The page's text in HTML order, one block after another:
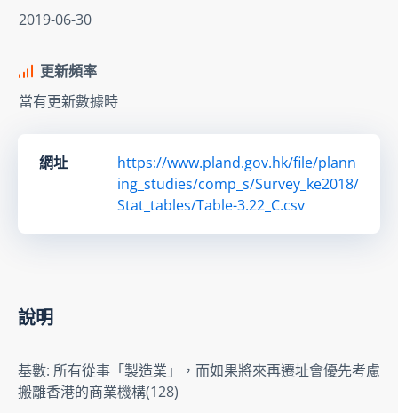
2019-06-30
更新頻率
當有更新數據時
網址
https://www.pland.gov.hk/file/plann
ing_studies/comp_s/Survey_ke2018/
Stat_tables/Table-3.22_C.csv
說明
基數: 所有從事「製造業」，而如果將來再遷址會優先考慮
搬離香港的商業機構(128)